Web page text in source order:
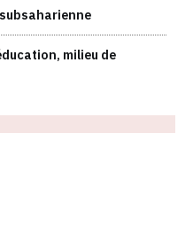
milieu de